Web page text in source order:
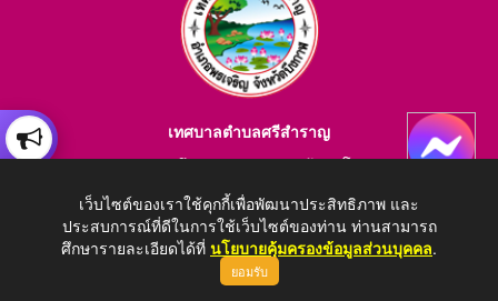
เทศบาลตำบลศรีสำราญ
E-mail : saraban_05380203@dla.go.th
เว็บไซต์ของเราใช้คุกกี้เพื่อพัฒนาประสิทธิภาพ และ
ประสบการณ์ที่ดีในการใช้เว็บไซต์ของท่าน ท่านสามารถ
ศึกษารายละเอียดได้ที่ นโยบายคุ้มครองข้อมูลส่วนบุคคล.
ยอมรับ